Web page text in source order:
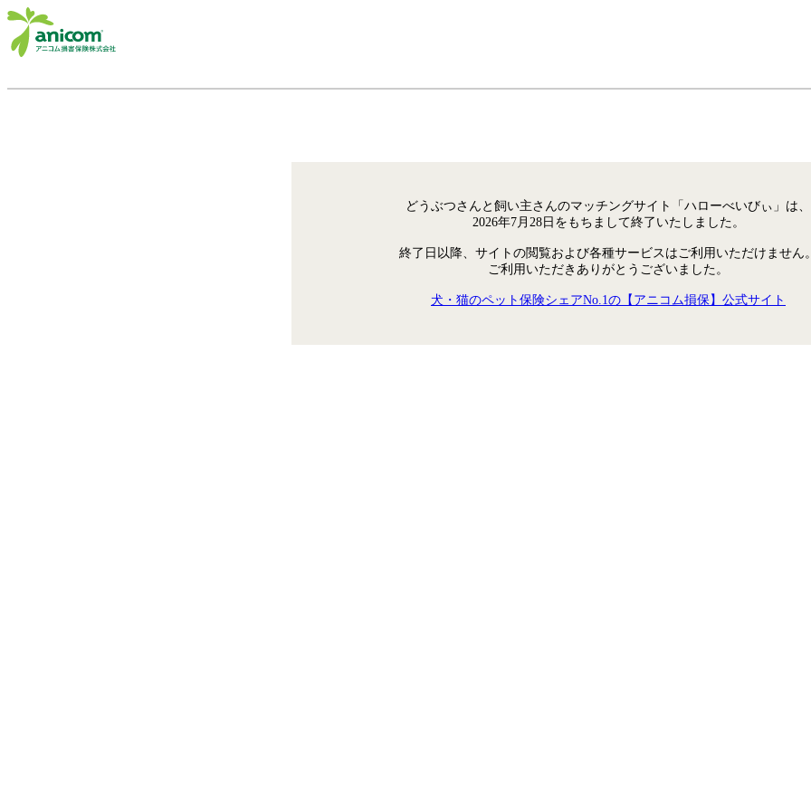
どうぶつさんと飼い主さんのマッチングサイト「ハローべいびぃ」は、
2026年7月28日をもちまして終了いたしました。
終了日以降、サイトの閲覧および各種サービスはご利用いただけません
ご利用いただきありがとうございました。
犬・猫のペット保険シェアNo.1の【アニコム損保】公式サイト